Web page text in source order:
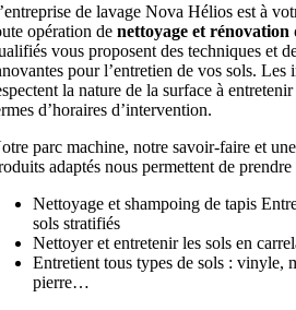
de lavage Nova Hélios est à
opération denettoyage et rénovation
vous proposent des techniques et
pour l’entretien de vos sols. Les
la nature de la surface à
d’horaires d’intervention.
parc machine, notre savoir-faire et
adaptés nous permettent de prendre
Nettoyage et shampoing de tapis
sols stratifiés
Nettoyer et entretenir les sols en
Entretient tous types de sols : vinyle,
pierre…